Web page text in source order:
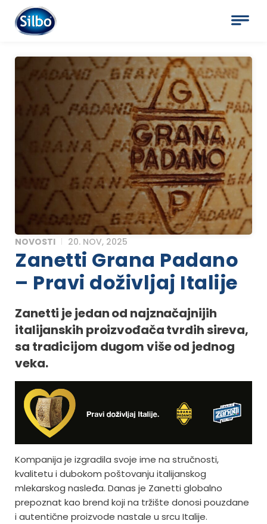
NOVOSTI 20. NOV, 2025
Zanetti Grana Padano
– Pravi doživljaj Italije
Zanetti je jedan od najznačajnijih
italijanskih proizvođača tvrdih sireva,
sa tradicijom dugom više od jednog
veka.
Kompanija je izgradila svoje ime na stručnosti,
kvalitetu i dubokom poštovanju italijanskog
mlekarskog nasleđa. Danas je Zanetti globalno
prepoznat kao brend koji na tržište donosi pouzdane
i autentične proizvode nastale u srcu Italije.